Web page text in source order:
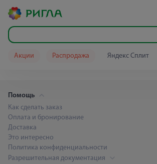
Акции Распродажа Яндекс Сплит
Помощь
Как сделать заказ
Оплата и бронирование
Доставка
Это интересно
Политика конфиденциальности
Разрешительная документация